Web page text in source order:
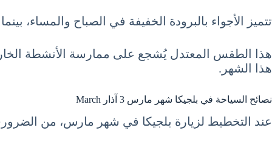
تتميز الأجواء بالبرودة الخفيفة في الصباح والمساء،
هذا الطقس المعتدل يُشجع على ممارسة الأنشطة
هذا الشهر.
نصائح السياحة في بلجيكا شهر مارس 3 آذار March
عند التخطيط لزيارة بلجيكا في شهر مارس، من